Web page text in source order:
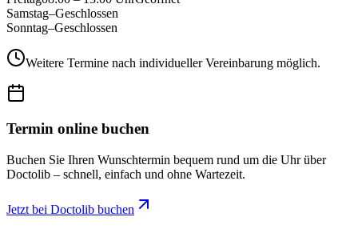
Samstag–Geschlossen
Sonntag–Geschlossen
Weitere Termine nach individueller Vereinbarung möglich.
Termin online buchen
Buchen Sie Ihren Wunschtermin bequem rund um die Uhr über
Doctolib – schnell, einfach und ohne Wartezeit.
Jetzt bei Doctolib buchen